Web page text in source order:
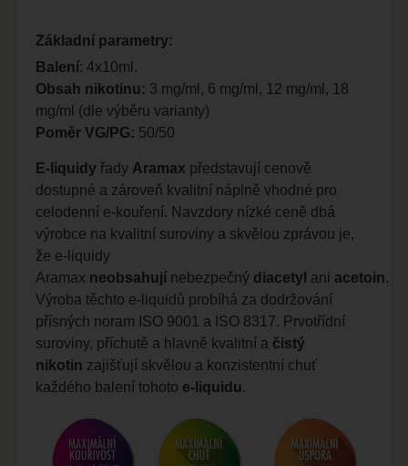
Základní parametry:
Balení: 4x10ml.
Obsah nikotinu: 3 mg/ml, 6 mg/ml, 12 mg/ml, 18
mg/ml (dle výběru varianty)
Poměr VG/PG: 50/50
E-liquidy řady Aramax představují cenově
dostupné a zároveň kvalitní náplně vhodné pro
celodenní e-kouření. Navzdory nízké ceně dbá
výrobce na kvalitní suroviny a skvělou zprávou je,
že e-liquidy
Aramax neobsahují nebezpečný diacetyl ani acetoin.
Výroba těchto e-liquidů probíhá za dodržování
přísných noram ISO 9001 a ISO 8317. Prvotřídní
suroviny, příchutě a hlavně kvalitní a čistý
nikotin zajišťují skvělou a konzistentní chuť
každého balení tohoto e-liquidu.